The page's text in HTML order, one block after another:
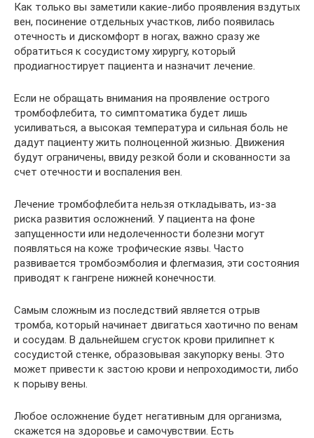
Как только вы заметили какие-либо проявления вздутых
вен, посинение отдельных участков, либо появилась
отечность и дискомфорт в ногах, важно сразу же
обратиться к сосудистому хирургу, который
продиагностирует пациента и назначит лечение.
Если не обращать внимания на проявление острого
тромбофлебита, то симптоматика будет лишь
усиливаться, а высокая температура и сильная боль не
дадут пациенту жить полноценной жизнью. Движения
будут ограничены, ввиду резкой боли и скованности за
счет отечности и воспаления вен.
Лечение тромбофлебита нельзя откладывать, из-за
риска развития осложнений. У пациента на фоне
запущенности или недолеченности болезни могут
появляться на коже трофические язвы. Часто
развивается тромбоэмболия и флегмазия, эти состояния
приводят к гангрене нижней конечности.
Самым сложным из последствий является отрыв
тромба, который начинает двигаться хаотично по венам
и сосудам. В дальнейшем сгусток крови прилипнет к
сосудистой стенке, образовывая закупорку вены. Это
может привести к застою крови и непроходимости, либо
к порыву вены.
Любое осложнение будет негативным для организма,
скажется на здоровье и самочувствии. Есть